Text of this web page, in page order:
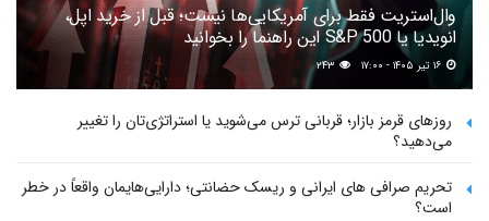
وال‌استریت فقط برای آمریکایی‌ها نیست؛ قبل از خرید اپل،
انویدیا یا S&P 500 این راهنما را بخوانید
۲۴۳
روزهای قرمز بازار؛ قربانی ترس می‌شوید یا استراتژی‌تان را تغییر
می‌دهید؟
تحریم صرافی های ایرانی و ریسک حضانتی؛ دارایی‌هایمان واقعاً در خطر
است؟